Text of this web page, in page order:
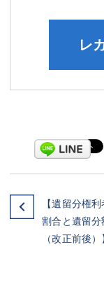
レ
【遺留分権
割合と遺留
（改正前後）